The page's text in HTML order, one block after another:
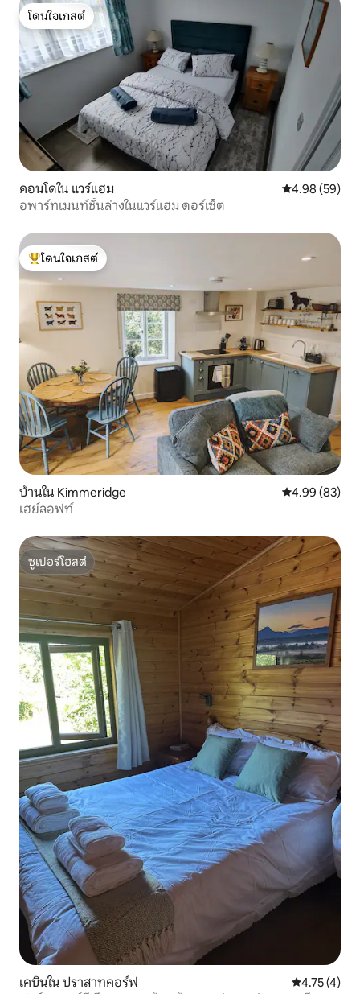
โดนใจเกสต์
โดนใจเกสต์
คอนโดใน แวร์แฮม คะแนนเฉลี่ย
4.98 (59)
อพาร์ทเมนท์ชั้นล่างในแวร์แฮม ดอร์เซ็ต
โดนใจเกสต์ที่สุด
โดนใจเกสต์
บ้านใน Kimmeridge คะแนนเฉลี่ย
4.99 (83)
เฮย์ลอฟท์
ซูเปอร์โฮสต์
ซูเปอร์โฮสต์
เคบินใน ปราสาทคอร์ฟ คะแนนเฉลี่ย
4.75 (4)